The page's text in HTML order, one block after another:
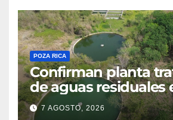
POZA RICA
Confirman planta
de aguas residuales
7 AGOSTO, 2026